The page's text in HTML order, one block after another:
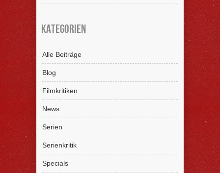
Kategorien
Alle Beiträge
Blog
Filmkritiken
News
Serien
Serienkritik
Specials